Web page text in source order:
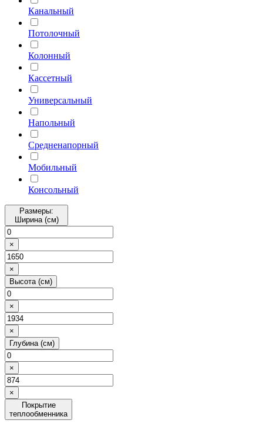
Канальный
Потолочный
Колонный
Кассетный
Универсальный
Напольный
Средненапорный
Мобильный
Консольный
Размеры:
Ширина (см)
×
×
Высота (см)
×
×
Глубина (см)
×
×
Покрытие
теплообменника